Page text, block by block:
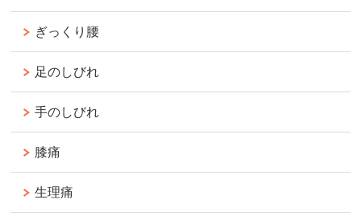
ぎっくり腰
足のしびれ
手のしびれ
膝痛
生理痛